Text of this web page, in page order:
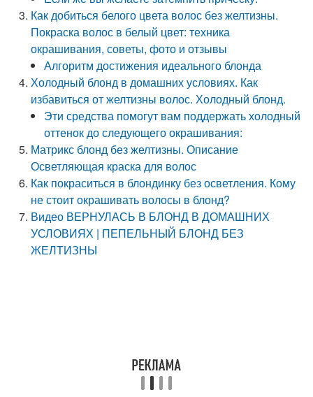
Как добиться белого цвета волос без желтизны.
Покраска волос в белый цвет: техника
окрашивания, советы, фото и отзывы
Алгоритм достижения идеального блонда
Холодный блонд в домашних условиях. Как
избавиться от желтизны волос. Холодный блонд.
Эти средства помогут вам поддержать холодный
оттенок до следующего окрашивания:
Матрикс блонд без желтизны. Описание
Осветляющая краска для волос
Как покраситься в блондинку без осветления. Кому
не стоит окрашивать волосы в блонд?
Видео ВЕРНУЛАСЬ В БЛОНД В ДОМАШНИХ
УСЛОВИЯХ | ПЕПЕЛЬНЫЙ БЛОНД БЕЗ
ЖЕЛТИЗНЫ